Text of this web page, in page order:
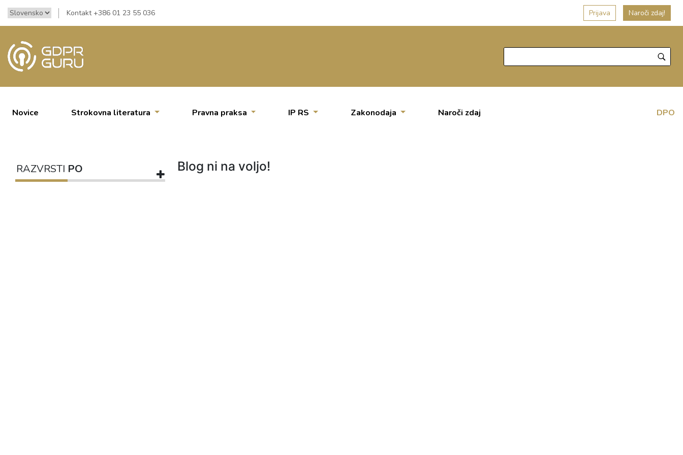
Kontakt +386 01 23 55 036 Prijava Naroči zdaj!
Novice Strokovna literatura Pravna praksa IP RS Zakonodaja Naroči zdaj DPO
RAZVRSTI PO Blog ni na voljo!